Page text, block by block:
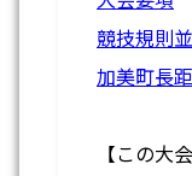
競技規則
加美町長
【この大